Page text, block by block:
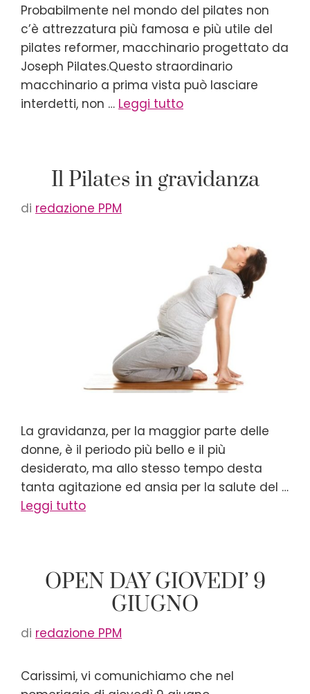
Probabilmente nel mondo del pilates non
c’è attrezzatura più famosa e più utile del
pilates reformer, macchinario progettato da
Joseph Pilates.Questo straordinario
macchinario a prima vista può lasciare
interdetti, non … Leggi tutto
Il Pilates in gravidanza
di redazione PPM
La gravidanza, per la maggior parte delle
donne, è il periodo più bello e il più
desiderato, ma allo stesso tempo desta
tanta agitazione ed ansia per la salute del …
Leggi tutto
OPEN DAY GIOVEDI’ 9
GIUGNO
di redazione PPM
Carissimi, vi comunichiamo che nel